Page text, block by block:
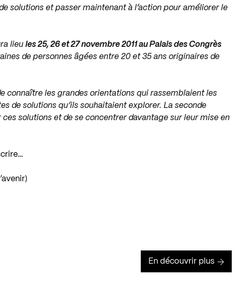
solutions et passer maintenant à l’action pour améliorer le
lieules 25, 26 et 27 novembre 2011 au Palais des Congrès
de personnes âgées entre 20 et 35 ans originaires de
connaître les grandes orientations qui rassemblaient les
de solutions qu’ils souhaitaient explorer. La seconde
solutions et de se concentrer davantage sur leur mise en
En découvrir plus